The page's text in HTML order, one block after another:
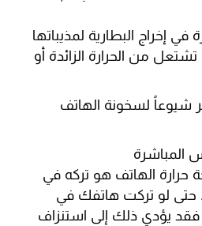
في إخراج البطارية لمذيباتها
من الحرارة الزائدة أو
شيوعاً لسخونة الهاتف
المباشرة
حرارة الهاتف هو تركه في
لو تركت هاتفك في
يؤدي ذلك إلى استنزاف